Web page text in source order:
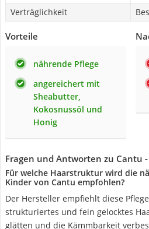
Verträglichkeit
Vorteile
nährende Pflege
angereichert mit
Sheabutter,
Kokosnussöl und
Honig
Fragen und Antworten zu Cantu
Für welche Haarstruktur wird die
Kinder von Cantu empfohlen?
Der Hersteller empfiehlt diese
strukturiertes und fein gelocktes
glätten und die Kämmbarkeit